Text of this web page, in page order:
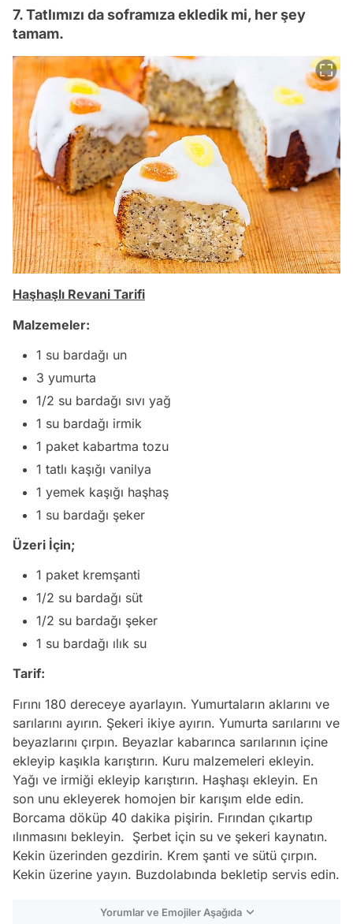
7. Tatlımızı da soframıza ekledik mi, her şey
tamam.
Haşhaşlı Revani Tarifi
Malzemeler:
1 su bardağı un
3 yumurta
1/2 su bardağı sıvı yağ
1 su bardağı irmik
1 paket kabartma tozu
1 tatlı kaşığı vanilya
1 yemek kaşığı haşhaş
1 su bardağı şeker
Üzeri İçin;
1 paket kremşanti
1/2 su bardağı süt
1/2 su bardağı şeker
1 su bardağı ılık su
Tarif:
Fırını 180 dereceye ayarlayın. Yumurtaların aklarını ve
sarılarını ayırın. Şekeri ikiye ayırın. Yumurta sarılarını ve
beyazlarını çırpın. Beyazlar kabarınca sarılarının içine
ekleyip kaşıkla karıştırın. Kuru malzemeleri ekleyin.
Yağı ve irmiği ekleyip karıştırın. Haşhaşı ekleyin. En
son unu ekleyerek homojen bir karışım elde edin.
Borcama döküp 40 dakika pişirin. Fırından çıkartıp
ılınmasını bekleyin. Şerbet için su ve şekeri kaynatın.
Kekin üzerinden gezdirin. Krem şanti ve sütü çırpın.
Kekin üzerine yayın. Buzdolabında bekletip servis edin.
Yorumlar ve Emojiler Aşağıda